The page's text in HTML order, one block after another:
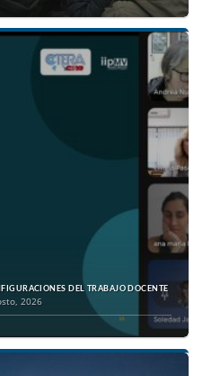
DEL TRABAJO DOCENTE
2026